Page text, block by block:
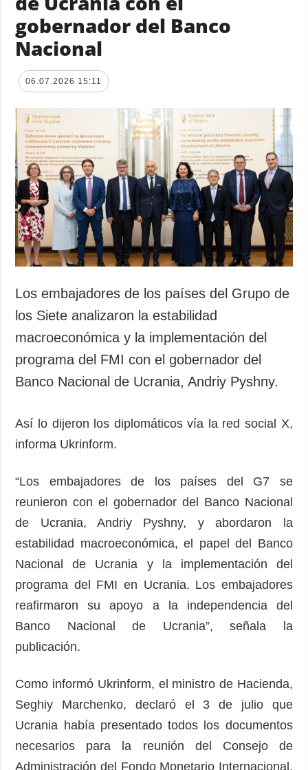
gobernador del Banco
Nacional
06.07.2026 15:11
Los embajadores de los países del Grupo de
los Siete analizaron la estabilidad
macroeconómica y la implementación del
programa del FMI con el gobernador del
Banco Nacional de Ucrania, Andriy Pyshny.
Así lo dijeron los diplomáticos vía la red social X,
informa Ukrinform.
“Los embajadores de los países del G7 se
reunieron con el gobernador del Banco Nacional
de Ucrania, Andriy Pyshny, y abordaron la
estabilidad macroeconómica, el papel del Banco
Nacional de Ucrania y la implementación del
programa del FMI en Ucrania. Los embajadores
reafirmaron su apoyo a la independencia del
Banco Nacional de Ucrania”, señala la
publicación.
Como informó Ukrinform, el ministro de Hacienda,
Seghiy Marchenko, declaró el 3 de julio que
Ucrania había presentado todos los documentos
necesarios para la reunión del Consejo de
Administración del Fondo Monetario Internacional,